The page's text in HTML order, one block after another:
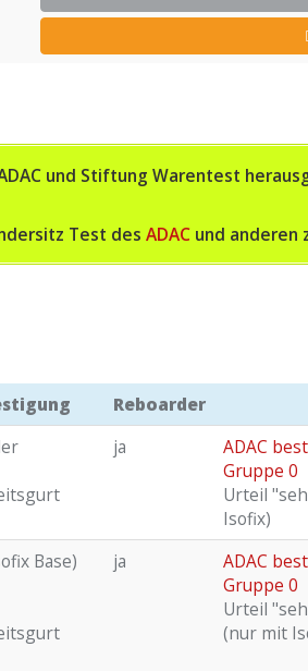
und Stiftung Warentest
Test des ADACund anderen
Reboarder
ja
ADAC
Gruppe 0
Urteil
Isofix)
Base)
ja
ADAC
Gruppe 0
Urteil
(nur mit